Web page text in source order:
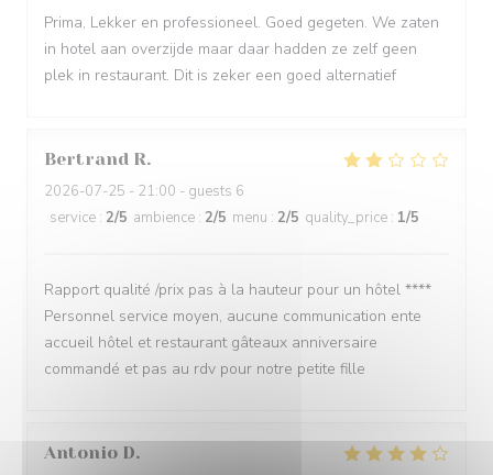
Prima, Lekker en professioneel. Goed gegeten. We zaten
in hotel aan overzijde maar daar hadden ze zelf geen
plek in restaurant. Dit is zeker een goed alternatief
Bertrand R
2026-07-25 - 21:00 - guests 6
service : 2/5 ambience : 2/5 menu : 2/5 quality_price : 1/5
Rapport qualité /prix pas à la hauteur pour un hôtel ****
Personnel service moyen, aucune communication ente
accueil hôtel et restaurant gâteaux anniversaire
commandé et pas au rdv pour notre petite fille
Antonio D